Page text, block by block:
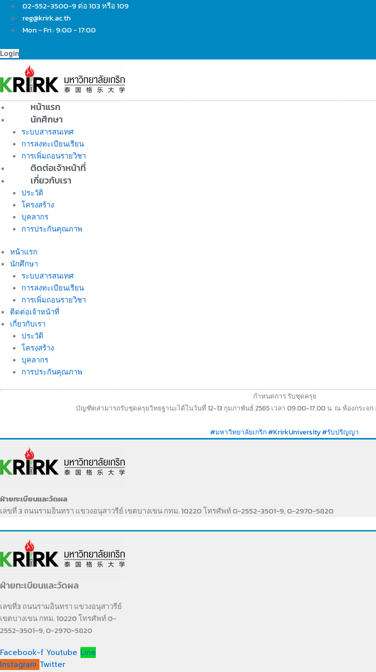
Skip
content
02-552-3500-9 ต่อ 103 หรือ 109
reg@krirk.ac.th
Mon - Fri : 9:00 - 17:00
Login
หน้าแรก
นักศึกษา
ระบบสารสนเทศ
การลงทะเบียนเรียน
การเพิ่มถอนรายวิชา
ติดต่อเจ้าหน้าที่
เกี่ยวกับเรา
ประวัติ
โครงสร้าง
บุคลากร
การประกันคุณภาพ
หน้าแรก
นักศึกษา
ระบบสารสนเทศ
การลงทะเบียนเรียน
การเพิ่มถอนรายวิชา
ติดต่อเจ้าหน้าที่
เกี่ยวกับเรา
ประวัติ
โครงสร้าง
บุคลากร
การประกันคุณภาพ
กำหนดการ รับชุดครุย
บัญฑิตสามารถรับชุดครุยวิทยฐานะได้ในวันที่ 12-13 กุมภาพันธ์ 2565 เวลา 09.00-17.00 น. ณ ห้องกระจก
#มหาวิทยาลัยเกริก#KrirkUniversity#รับปริญญา
ฝ่ายทะเบียนและวัดผล
เลขที่ 3 ถนนรามอินทรา แขวงอนุสาวรีย์ เขตบางเขน กทม. 10220 โทรศัพท์ 0-2552-3501-9, 0-2970-5820
ฝ่ายทะเบียนและวัดผล
เลขที่3 ถนนรามอินทรา แขวงอนุสาวรีย์
เขตบางเขน กทม. 10220 โทรศัพท์ 0-
2552-3501-9, 0-2970-5820
Facebook-f Youtube Line
Instagram Twitter